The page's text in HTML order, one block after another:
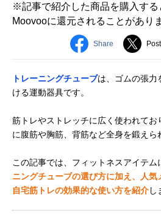
※記事で紹介した商品を購入する
Moovooに還元されることがあり
Share Post
トレーニングチューブは、ゴムの張力
ける運動器具です。
筋トレやストレッチに広く使われて
に腹筋や胸筋、背筋など全身を鍛えら
この記事では、フィットネスアイテム
ニングチューブの選び方に加え、人気
自宅筋トレの効果的な使い方を紹介し